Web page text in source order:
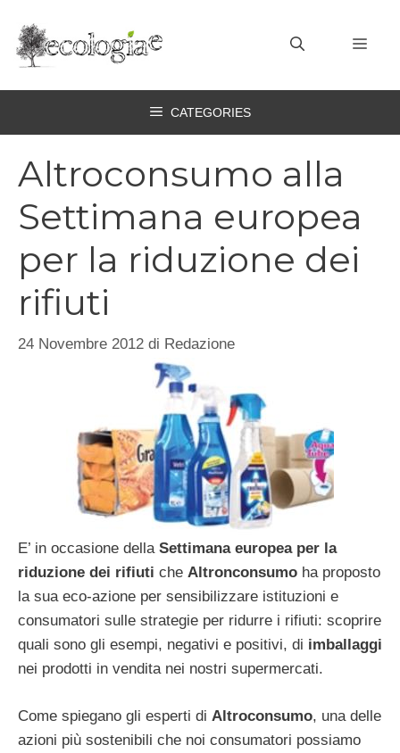
contenuto
CATEGORIES
Altroconsumo alla
Settimana europea
per la riduzione dei
rifiuti
24 Novembre 2012 di Redazione
E’ in occasione della Settimana europea per la
riduzione dei rifiuti che Altronconsumo ha proposto
la sua eco-azione per sensibilizzare istituzioni e
consumatori sulle strategie per ridurre i rifiuti: scoprire
quali sono gli esempi, negativi e positivi, di imballaggi
nei prodotti in vendita nei nostri supermercati.
Come spiegano gli esperti di Altroconsumo, una delle
azioni più sostenibili che noi consumatori possiamo